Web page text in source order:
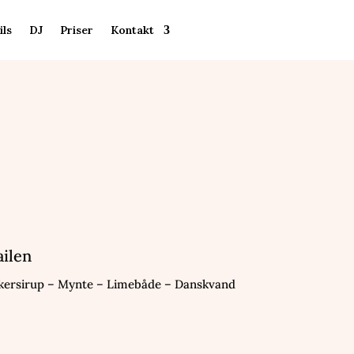
DJ Priser Kontakt
– Mynte – Limebåde – Danskvand